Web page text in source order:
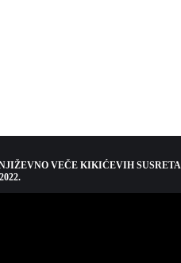
VEČE KIKIĆEVIH SUSRETA